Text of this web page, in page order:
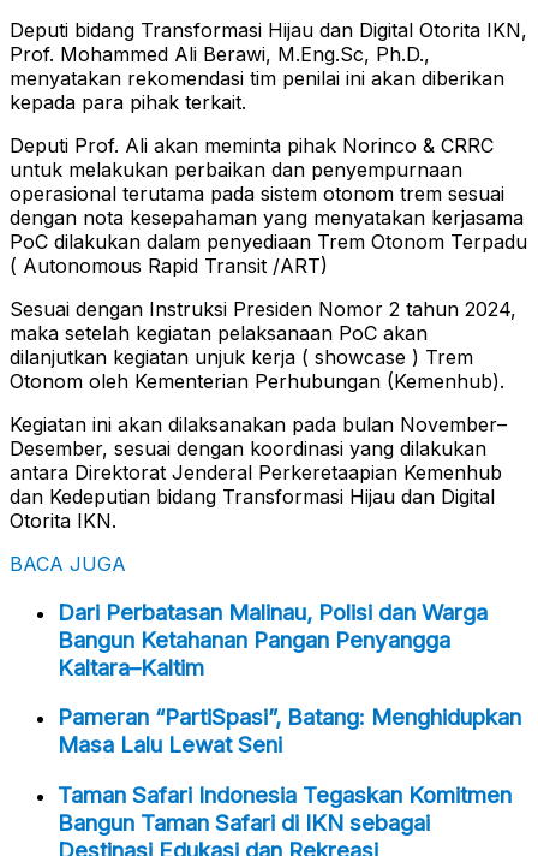
Deputi bidang Transformasi Hijau dan Digital Otorita IKN,
Prof. Mohammed Ali Berawi, M.Eng.Sc, Ph.D.,
menyatakan rekomendasi tim penilai ini akan diberikan
kepada para pihak terkait.
Deputi Prof. Ali akan meminta pihak Norinco & CRRC
untuk melakukan perbaikan dan penyempurnaan
operasional terutama pada sistem otonom trem sesuai
dengan nota kesepahaman yang menyatakan kerjasama
PoC dilakukan dalam penyediaan Trem Otonom Terpadu
( Autonomous Rapid Transit /ART)
Sesuai dengan Instruksi Presiden Nomor 2 tahun 2024,
maka setelah kegiatan pelaksanaan PoC akan
dilanjutkan kegiatan unjuk kerja ( showcase ) Trem
Otonom oleh Kementerian Perhubungan (Kemenhub).
Kegiatan ini akan dilaksanakan pada bulan November–
Desember, sesuai dengan koordinasi yang dilakukan
antara Direktorat Jenderal Perkeretaapian Kemenhub
dan Kedeputian bidang Transformasi Hijau dan Digital
Otorita IKN.
BACA JUGA
Dari Perbatasan Malinau, Polisi dan Warga
Bangun Ketahanan Pangan Penyangga
Kaltara–Kaltim
Pameran “PartiSpasi”, Batang: Menghidupkan
Masa Lalu Lewat Seni
Taman Safari Indonesia Tegaskan Komitmen
Bangun Taman Safari di IKN sebagai